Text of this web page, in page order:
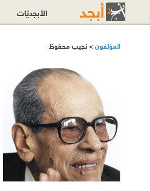
المؤلفون> نجيب محفوظ
الأبجديّات